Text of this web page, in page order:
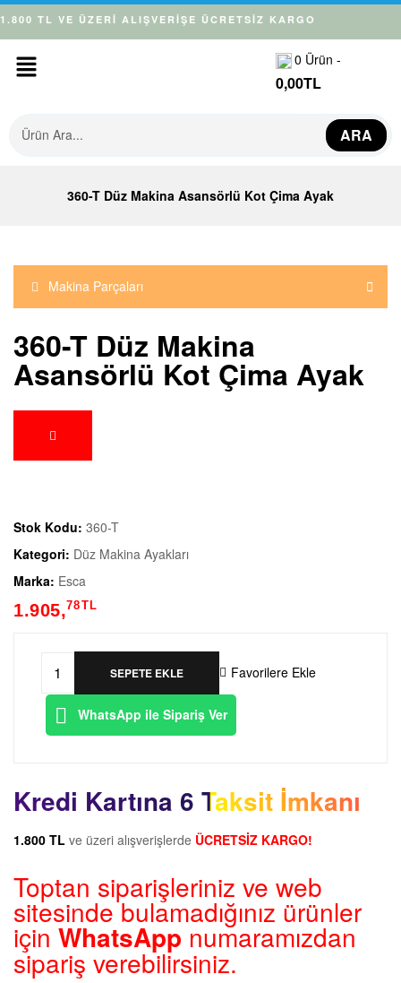
1.800 TL VE ÜZERİ ALIŞVERİŞE ÜCRETSİZ KARGO
0 Ürün -
0,00TL
ARA
360-T Düz Makina Asansörlü Kot Çima Ayak
Makina Parçaları
360-T Düz Makina
Asansörlü Kot Çima Ayak
Stok Kodu: 360-T
Kategori: Düz Makina Ayakları
Marka: Esca
1.905,78TL
SEPETE EKLE Favorilere Ekle
WhatsApp ile Sipariş Ver
Kredi Kartına 6 Taksit İmkanı
1.800 TL ve üzeri alışverişlerde ÜCRETSİZ KARGO!
Toptan siparişleriniz ve web
sitesinde bulamadığınız ürünler
için WhatsApp numaramızdan
sipariş verebilirsiniz.